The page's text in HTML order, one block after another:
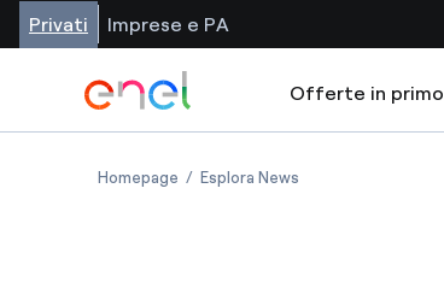
Privati Imprese e PA
Offerte in
Homepage Esplora News